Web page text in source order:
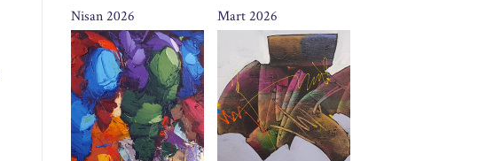
Nisan 2026 Mart 2026